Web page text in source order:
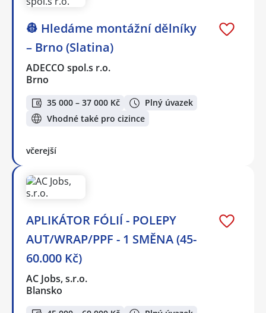
👷 Hledáme montážní dělníky
– Brno (Slatina)
ADECCO spol.s r.o.
Brno
35 000 – 37 000 Kč
Plný úvazek
Vhodné také pro cizince
včerejší
APLIKÁTOR FÓLIÍ - POLEPY
AUT/WRAP/PPF - 1 SMĚNA (45-
60.000 Kč)
AC Jobs, s.r.o.
Blansko